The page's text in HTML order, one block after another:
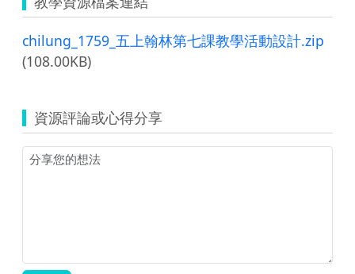
chilung_1759_五上翰林第七課教學活動設計.zip
(108.00KB)
資源評論或心得分享